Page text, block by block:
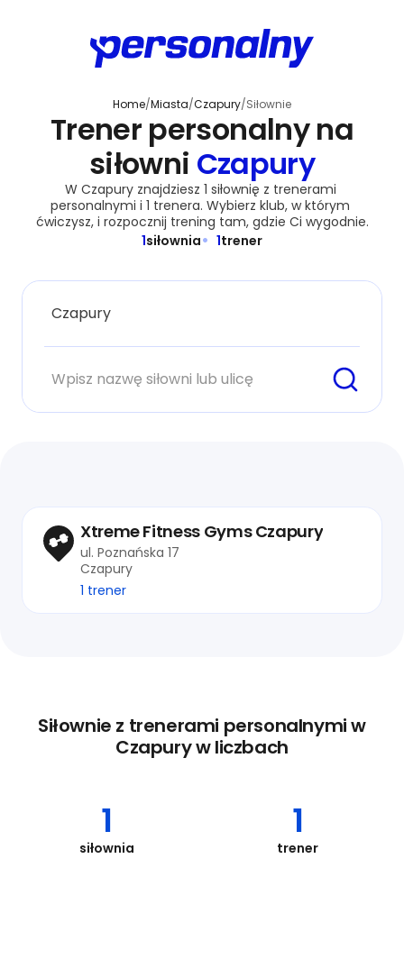
Home/Miasta/Czapury/Siłownie
Trener personalny na
siłowni Czapury
W Czapury znajdziesz 1 siłownię z trenerami
personalnymi i 1 trenera. Wybierz klub, w którym
ćwiczysz, i rozpocznij trening tam, gdzie Ci wygodnie.
1siłownia 1trener
Xtreme Fitness Gyms Czapury
ul. Poznańska 17
Czapury
1 trener
Siłownie z trenerami personalnymi w
Czapury w liczbach
1
siłownia
1
trener